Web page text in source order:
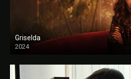
Griselda
2024